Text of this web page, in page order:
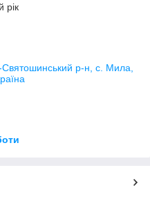
рік
Святошинський р-н, с. Мила,